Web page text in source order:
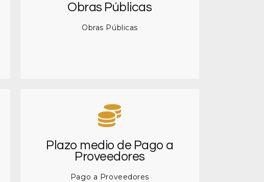
Obras Públicas
Obras Públicas
Plazo medio de Pago a
Proveedores
Pago a Proveedores